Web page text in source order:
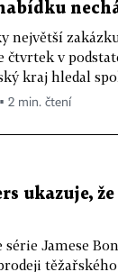
největší
čtvrtek v
kraj hledal
2 min. čtení
ukazuje, že
Jamese